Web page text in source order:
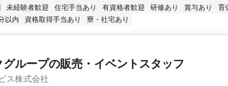
未経験者歓迎 住宅手当あり 有資格者歓迎 研修あり 賞与あり
育
以内 資格取得手当あり 寮・社宅あり
グループの販売・イベントスタッフ
ス株式会社